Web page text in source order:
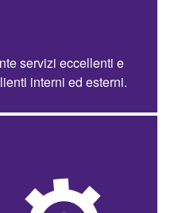
servizi eccellenti e
interni ed esterni.